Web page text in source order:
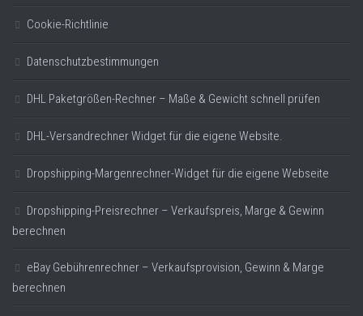
Cookie-Richtlinie
Datenschutzbestimmungen
DHL Paketgrößen-Rechner – Maße & Gewicht schnell prüfen
DHL-Versandrechner Widget für die eigene Website.
Dropshipping-Margenrechner-Widget für die eigene Webseite
Dropshipping-Preisrechner – Verkaufspreis, Marge & Gewinn
berechnen
eBay Gebührenrechner – Verkaufsprovision, Gewinn & Marge
berechnen